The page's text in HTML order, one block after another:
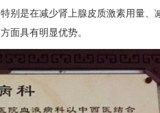
别是在减少肾上腺皮质激素用量、
面具有明显优势。